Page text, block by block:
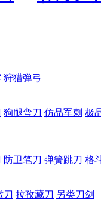
狩猎弹弓
狗腿弯刀 仿品军刺 极
防卫笔刀 弹簧跳刀 格
刀 拉孜藏刀 另类刀剑